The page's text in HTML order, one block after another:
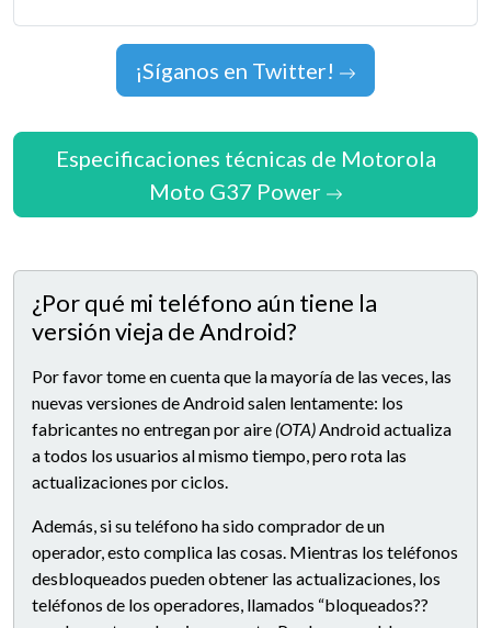
¡Síganos en Twitter!
Especificaciones técnicas de Motorola
Moto G37 Power
¿Por qué mi teléfono aún tiene la
versión vieja de Android?
Por favor tome en cuenta que la mayoría de las veces, las
nuevas versiones de Android salen lentamente: los
fabricantes no entregan por aire (OTA)Android actualiza
a todos los usuarios al mismo tiempo, pero rota las
actualizaciones por ciclos.
Además, si su teléfono ha sido comprador de un
operador, esto complica las cosas. Mientras los teléfonos
desbloqueados pueden obtener las actualizaciones, los
teléfonos de los operadores, llamados “bloqueados??